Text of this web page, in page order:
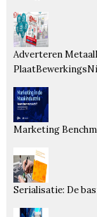
Adverteren
Marketing
Serialisatie: De